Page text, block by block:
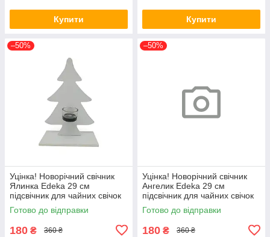
Купити Купити
–50%
Уцінка! Новорічний свічник
Ялинка Edeka 29 см
підсвічник для чайних свічок
дерев'яний
Готово до відправки
180 ₴ 360 ₴
–50%
Уцінка! Новорічний свічник
Ангелик Edeka 29 см
підсвічник для чайних свічок
дерев'яний
Готово до відправки
180 ₴ 360 ₴